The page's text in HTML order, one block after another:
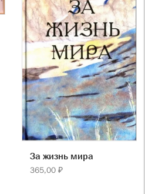
За жизнь мира
365,00 ₽